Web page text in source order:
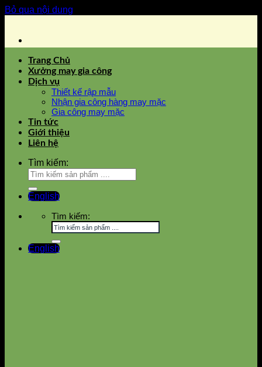
Bỏ qua nội dung
Trang Chủ
Xưởng may gia công
Dịch vụ
Thiết kế rập mẫu
Nhận gia công hàng may mặc
Gia công may mặc
Tin tức
Giới thiệu
Liên hệ
Tìm kiếm:
English
Tìm kiếm:
English